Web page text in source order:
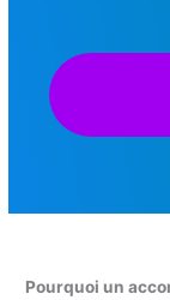
Pourquoi un